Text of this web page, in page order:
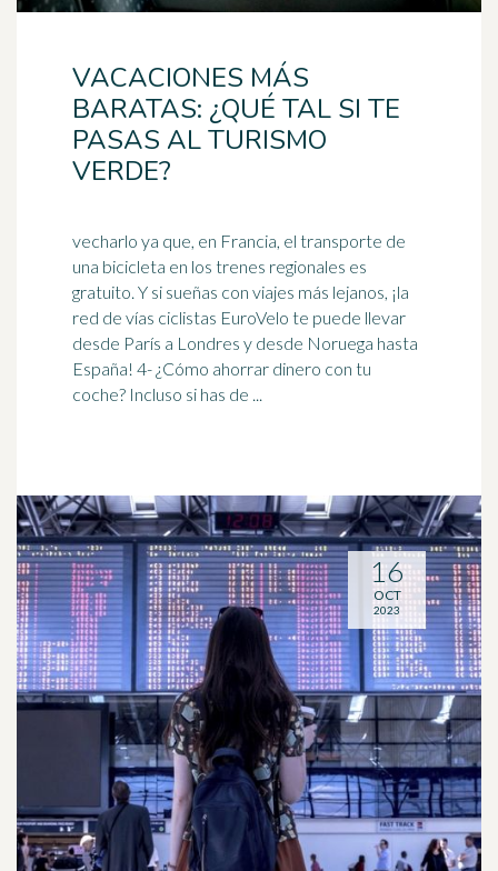
VACACIONES MÁS
BARATAS: ¿QUÉ TAL SI TE
PASAS AL TURISMO
VERDE?
vecharlo ya que, en Francia, el transporte de
una bicicleta en los trenes regionales es
gratuito. Y si sueñas con viajes más lejanos, ¡la
red de vías ciclistas EuroVelo te puede llevar
desde París a Londres y desde Noruega hasta
España! 4- ¿Cómo ahorrar dinero con tu
coche? Incluso si has de ...
16
OCT
2023